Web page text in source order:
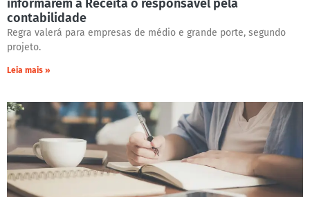
informarem à Receita o responsável pela
contabilidade
Regra valerá para empresas de médio e grande porte, segundo
projeto.
Leia mais »